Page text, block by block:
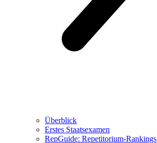
Überblick
Erstes Staatsexamen
RepGuide: Repetitorium-Rankings